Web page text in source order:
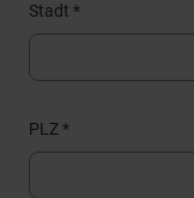
Stadt *
PLZ *